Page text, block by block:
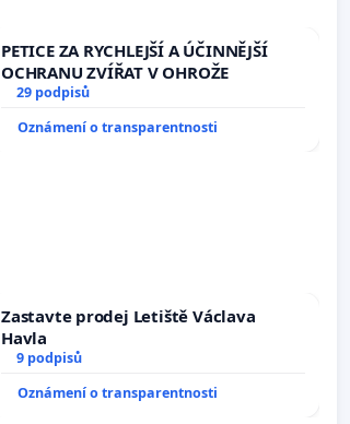
PETICE ZA RYCHLEJŠÍ A ÚČINNĚJŠÍ
OCHRANU ZVÍŘAT V OHROŽE
29 podpisů
Oznámení o transparentnosti
Zastavte prodej Letiště Václava
Havla
9 podpisů
Oznámení o transparentnosti